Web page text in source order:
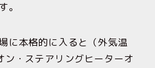
。
に本格的に入ると（外気温
・ステアリングヒーターオ